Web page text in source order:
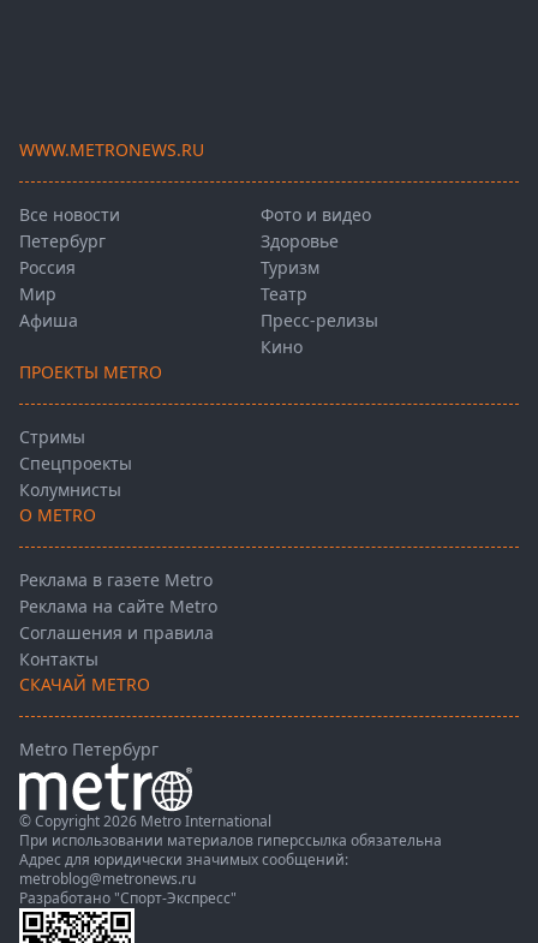
WWW.METRONEWS.RU
Все новости
Петербург
Россия
Мир
Афиша
Фото и видео
Здоровье
Туризм
Театр
Пресс-релизы
Кино
ПРОЕКТЫ METRO
Стримы
Спецпроекты
Колумнисты
О METRO
Реклама в газете Metro
Реклама на сайте Metro
Соглашения и правила
Контакты
СКАЧАЙ METRO
Metro Петербург
© Copyright 2026 Metro International
При использовании материалов гиперссылка обязательна
Адрес для юридически значимых сообщений:
metroblog@metronews.ru
Разработано "Спорт-Экспресс"